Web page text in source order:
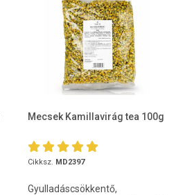
Mecsek Kamillavirág tea 100g
Cikksz. MD2397
Gyulladáscsökkentő,